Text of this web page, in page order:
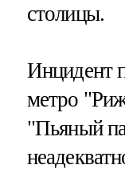
столицы.
Инцидент
метро
"Пьяный